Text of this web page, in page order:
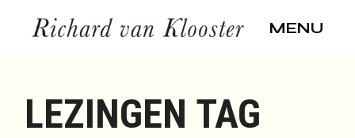
MENU
LEZINGEN TAG